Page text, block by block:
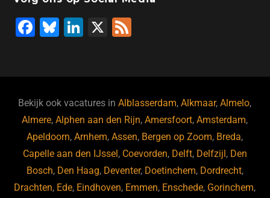
F
b
o
o
k
Bl
ky
Li
dI
n
X
Bekijk ook vacatures inAlblasserdam,Alkmaar,Almelo,
Almere,Alphen aan den Rijn,Amersfoort,Amsterdam,
Apeldoorn,Arnhem,Assen, Bergen op Zoom, Breda,
Capelle aan den IJssel , Coevorden, Delft, Delfzijl , Den
Bosch, Den Haag, Deventer, Doetinchem, Dordrecht,
Drachten, Ede, Eindhoven, Emmen, Enschede, Gorinchem,